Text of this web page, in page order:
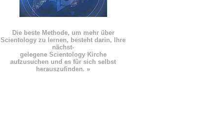
Die beste Methode, um mehr über
Scientology zu lernen, besteht darin, Ihre
nächst-
gelegene Scientology Kirche
aufzusuchen und es für sich selbst
herauszufinden. »